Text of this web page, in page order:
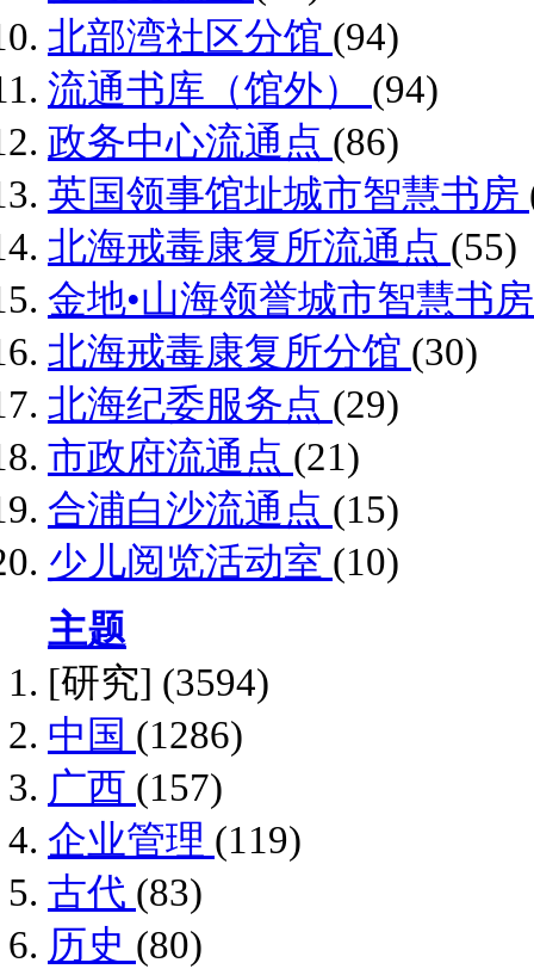
北部湾社区分馆 (94)
流通书库（馆外） (94)
政务中心流通点 (86)
英国领事馆址城市智慧书房
北海戒毒康复所流通点 (55)
金地•山海领誉城市智慧书
北海戒毒康复所分馆 (30)
北海纪委服务点 (29)
市政府流通点 (21)
合浦白沙流通点 (15)
少儿阅览活动室 (10)
主题
[研究] (3594)
中国 (1286)
广西 (157)
企业管理 (119)
古代 (83)
历史 (80)